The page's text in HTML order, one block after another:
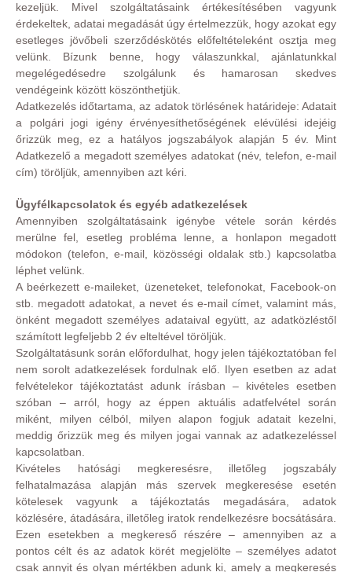
kezeljük. Mivel szolgáltatásaink értékesítésében vagyunk
érdekeltek, adatai megadását úgy értelmezzük, hogy azokat egy
esetleges jövőbeli szerződéskötés előfeltételeként osztja meg
velünk. Bízunk benne, hogy válaszunkkal, ajánlatunkkal
megelégedésedre szolgálunk és hamarosan skedves
vendégeink között köszönthetjük.
Adatkezelés időtartama, az adatok törlésének határideje: Adatait
a polgári jogi igény érvényesíthetőségének elévülési idejéig
őrizzük meg, ez a hatályos jogszabályok alapján 5 év. Mint
Adatkezelő a megadott személyes adatokat (név, telefon, e-mail
cím) töröljük, amennyiben azt kéri.
Ügyfélkapcsolatok és egyéb adatkezelések
Amennyiben szolgáltatásaink igénybe vétele során kérdés
merülne fel, esetleg probléma lenne, a honlapon megadott
módokon (telefon, e-mail, közösségi oldalak stb.) kapcsolatba
léphet velünk.
A beérkezett e-maileket, üzeneteket, telefonokat, Facebook-on
stb. megadott adatokat, a nevet és e-mail címet, valamint más,
önként megadott személyes adataival együtt, az adatközléstől
számított legfeljebb 2 év elteltével töröljük.
Szolgáltatásunk során előfordulhat, hogy jelen tájékoztatóban fel
nem sorolt adatkezelések fordulnak elő. Ilyen esetben az adat
felvételekor tájékoztatást adunk írásban – kivételes esetben
szóban – arról, hogy az éppen aktuális adatfelvétel során
miként, milyen célból, milyen alapon fogjuk adatait kezelni,
meddig őrizzük meg és milyen jogai vannak az adatkezeléssel
kapcsolatban.
Kivételes hatósági megkeresésre, illetőleg jogszabály
felhatalmazása alapján más szervek megkeresése esetén
kötelesek vagyunk a tájékoztatás megadására, adatok
közlésére, átadására, illetőleg iratok rendelkezésre bocsátására.
Ezen esetekben a megkereső részére – amennyiben az a
pontos célt és az adatok körét megjelölte – személyes adatot
csak annyit és olyan mértékben adunk ki, amely a megkeresés